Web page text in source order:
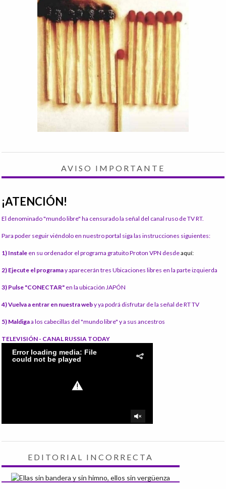
AVISO IMPORTANTE
¡ATENCIÓN!
El denominado "mundo libre" ha censurado la señal del canal ruso de TV RT.
Para poder seguir viéndolo en nuestro portal siga las instrucciones siguientes:
1) Instale en su ordenador el programa gratuito Proton VPN desdeaquí:
2) Ejecute el programay aparecerán tres Ubicaciones libres en la parte izquierda
3) Pulse "CONECTAR" en la ubicación JAPÓN
4) Vuelva a entrar en nuestra weby ya podrá disfrutar de la señal de RT TV
5) Maldigaa los cabecillas del "mundo libre" y a sus ancestros
TELEVISIÓN - CANAL RUSSIA TODAY
EDITORIAL INCORRECTA